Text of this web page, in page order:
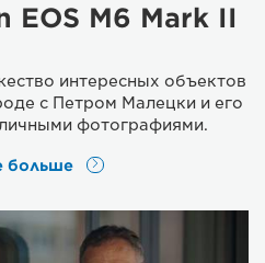
EOS M6 Mark II
интересных объектов
с Петром Малецки и его
фотографиями.
больше